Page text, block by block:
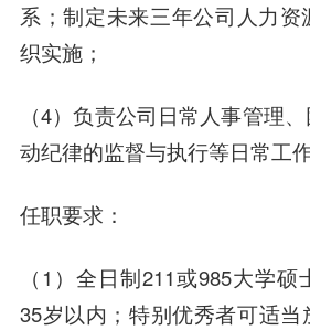
系；制定未来三年公司人力资
织实施；
（4）负责公司日常人事管理
动纪律的监督与执行等日常工作
任职要求：
（1）全日制211或985大学
35岁以内；特别优秀者可适